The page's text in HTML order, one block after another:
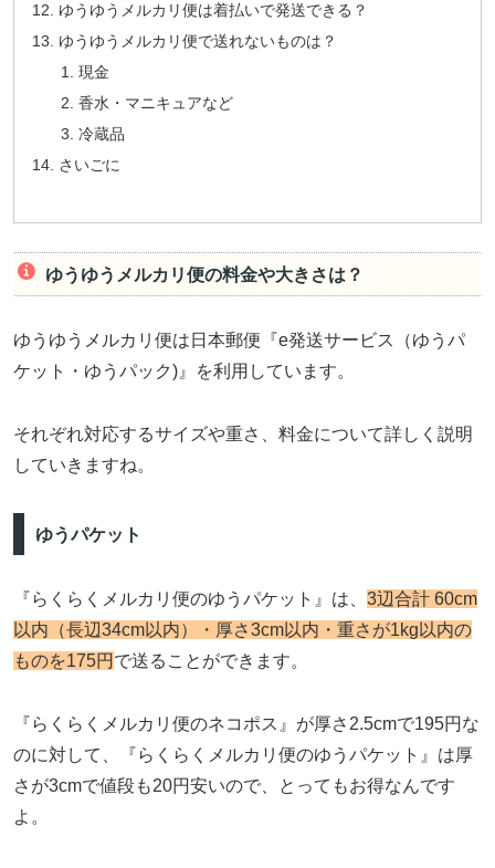
ゆうゆうメルカリ便は着払いで発送できる？
ゆうゆうメルカリ便で送れないものは？
現金
香水・マニキュアなど
冷蔵品
さいごに
ゆうゆうメルカリ便の料金や大きさは？
ゆうゆうメルカリ便は日本郵便『e発送サービス（ゆうパ
ケット・ゆうパック)』を利用しています。
それぞれ対応するサイズや重さ、料金について詳しく説明
していきますね。
ゆうパケット
『らくらくメルカリ便のゆうパケット』は、 3辺合計 60cm
以内（長辺34cm以内）・厚さ3cm以内・重さが1kg以内の
ものを175円 で送ることができます。
『らくらくメルカリ便のネコポス』が厚さ2.5cmで195円な
のに対して、『らくらくメルカリ便のゆうパケット』は厚
さが3cmで値段も20円安いので、とってもお得なんです
よ。